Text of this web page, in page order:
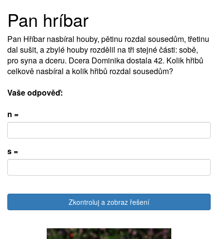
Pan hríbar
Pan Hříbar nasbíral houby, pětinu rozdal sousedům, třetinu
dal sušit, a zbylé houby rozdělil na tři stejné části: sobě,
pro syna a dceru. Dcera Dominika dostala 42. Kolik hřibů
celkově nasbíral a kolik hřibů rozdal sousedům?
Vaše odpověď:
n =
s =
Zkontroluj a zobraz řešení